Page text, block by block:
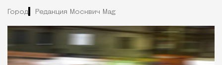
Город Редакция Москвич Mag